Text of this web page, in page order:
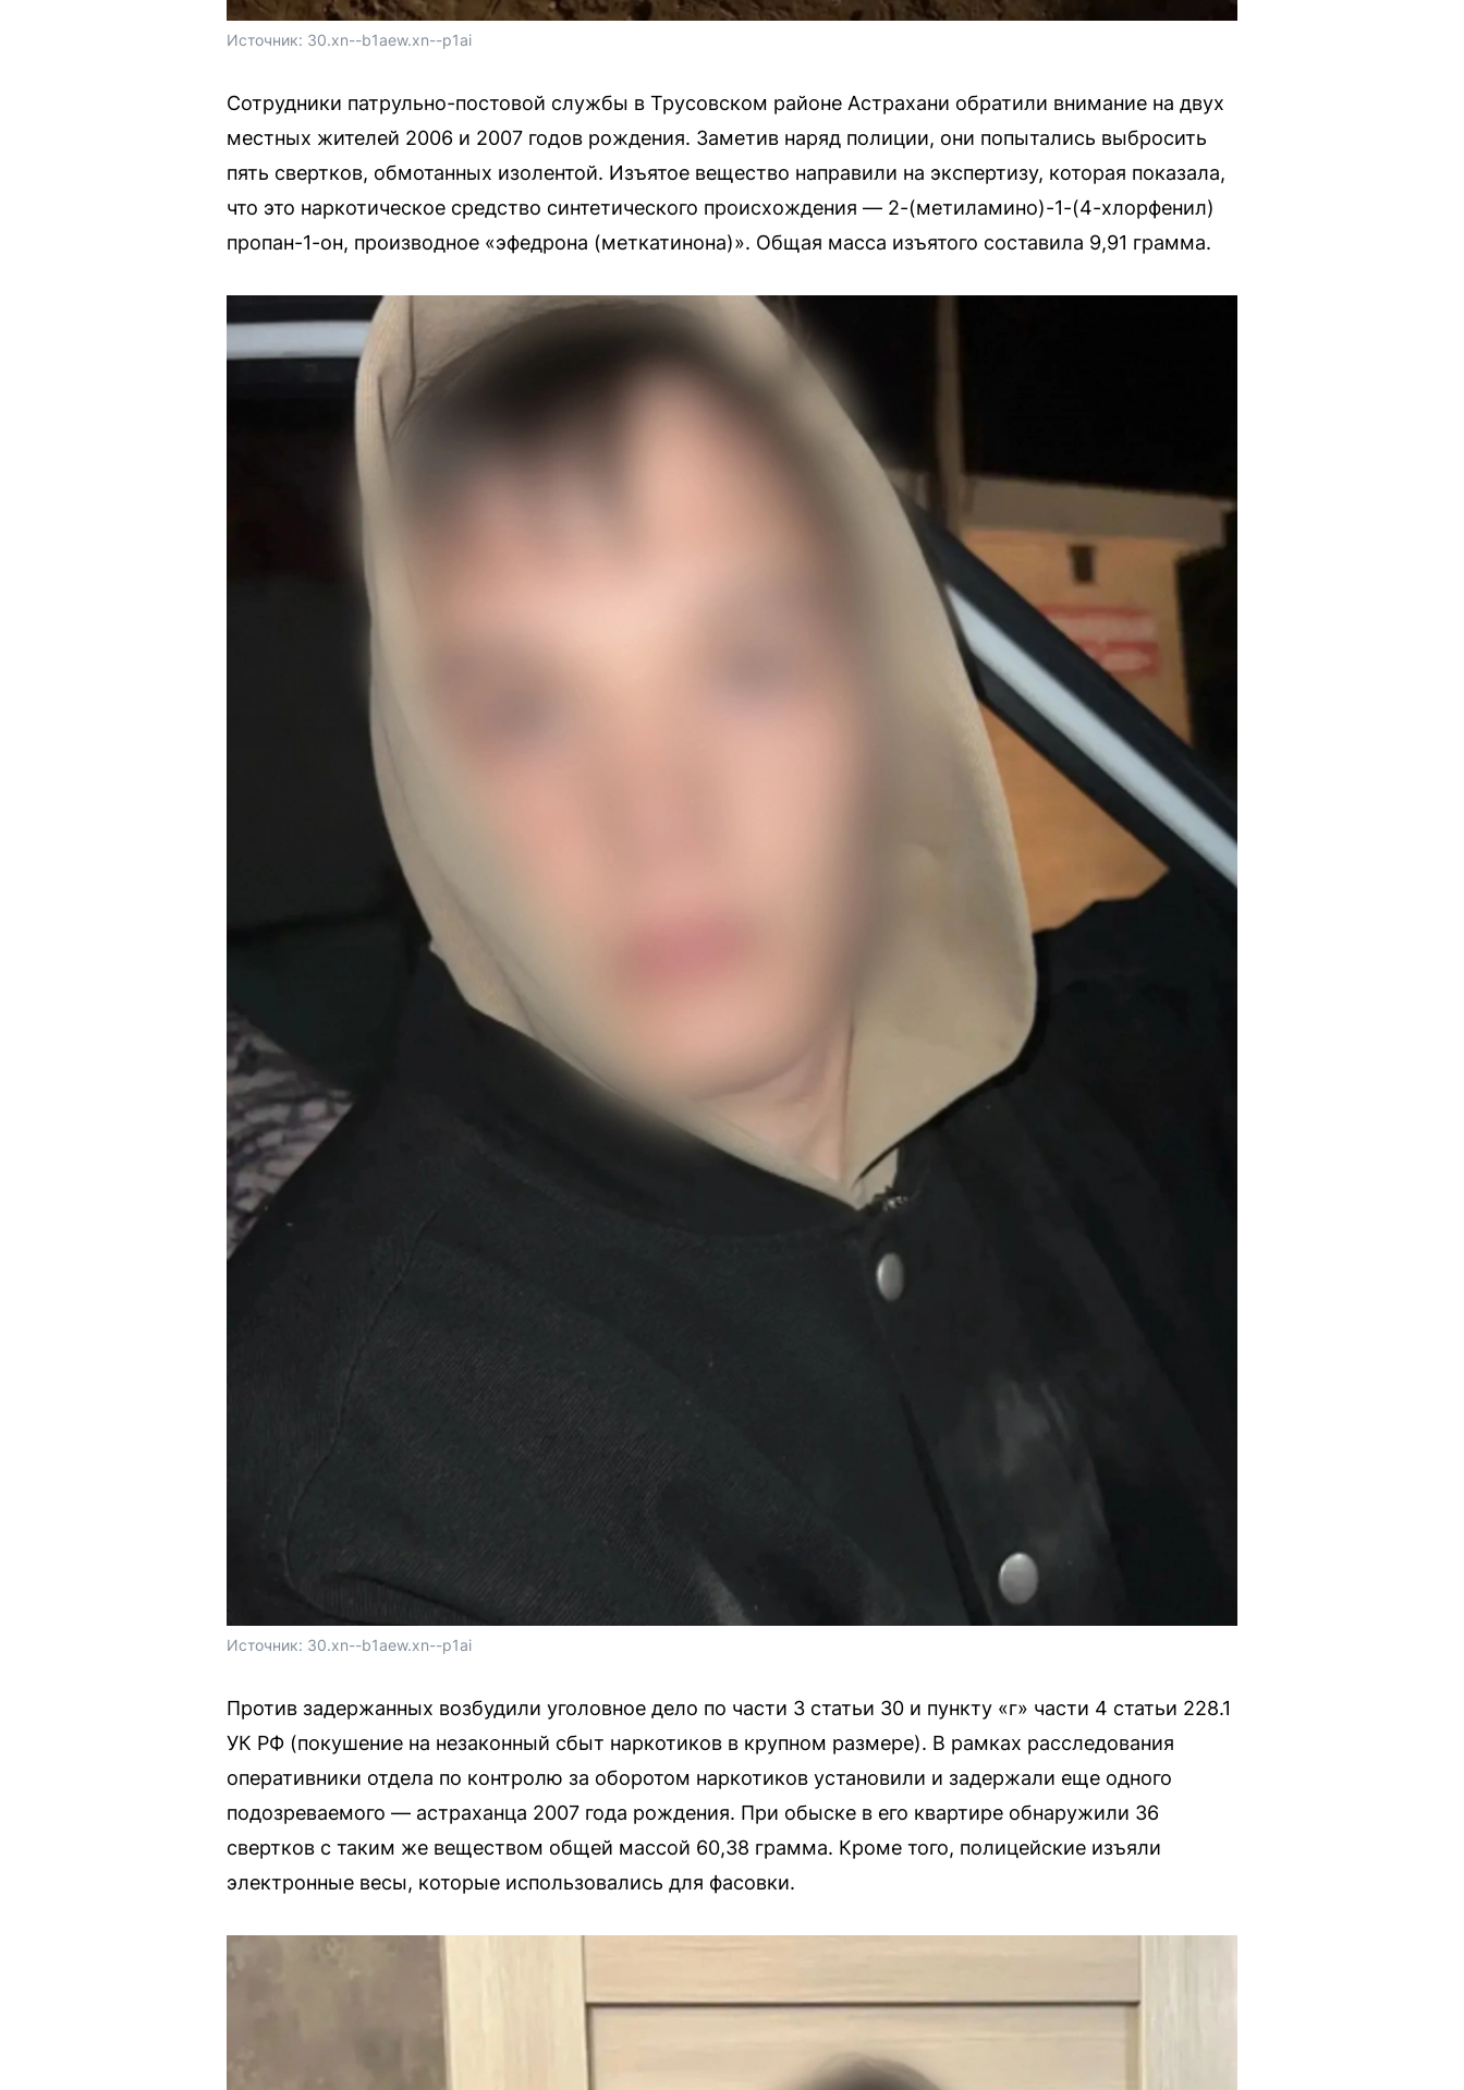
Источник: 30.xn--b1aew.xn--p1ai
Сотрудники патрульно-постовой службы в Трусовском районе Астрахани обратили внимание на двух
местных жителей 2006 и 2007 годов рождения. Заметив наряд полиции, они попытались выбросить
пять свертков, обмотанных изолентой. Изъятое вещество направили на экспертизу, которая показала,
что это наркотическое средство синтетического происхождения — 2-(метиламино)-1-(4-хлорфенил)
пропан-1-он, производное «эфедрона (меткатинона)». Общая масса изъятого составила 9,91 грамма.
Источник: 30.xn--b1aew.xn--p1ai
Против задержанных возбудили уголовное дело по части 3 статьи 30 и пункту «г» части 4 статьи 228.1
УК РФ (покушение на незаконный сбыт наркотиков в крупном размере). В рамках расследования
оперативники отдела по контролю за оборотом наркотиков установили и задержали еще одного
подозреваемого — астраханца 2007 года рождения. При обыске в его квартире обнаружили 36
свертков с таким же веществом общей массой 60,38 грамма. Кроме того, полицейские изъяли
электронные весы, которые использовались для фасовки.